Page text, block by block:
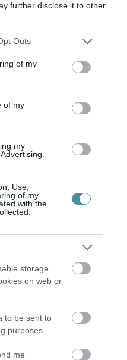
further disclose it to other
uses one or more Google
You may click to
its third-party tags to
purposes in below Google
Outs
of my
of my
my
Use,
of my
with the
storage
on web or
to be sent to
purposes.
me
SEGÍTIK AZ
05|
BELVÁROSÁNAK
BORÜNNEPE: AUGUSZT...
GYEREKKEL
BE A PÉNZCSAPHOZ...
HAZA 98.
Vélemény